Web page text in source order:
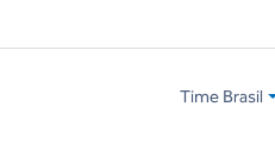
Time Brasil